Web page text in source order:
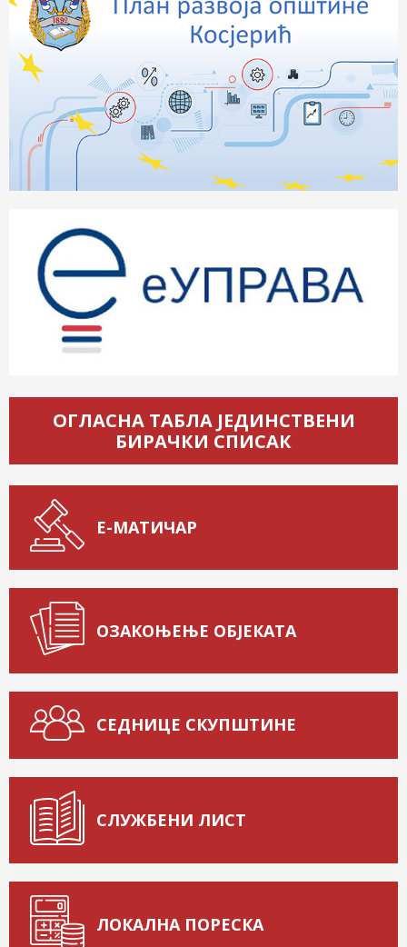
ОГЛАСНА ТАБЛА ЈЕДИНСТВЕНИ
БИРАЧКИ СПИСАК
Е-МАТИЧАР
ОЗАКОЊЕЊЕ ОБЈЕКАТА
СЕДНИЦЕ СКУПШТИНЕ
СЛУЖБЕНИ ЛИСТ
ЛОКАЛНА ПОРЕСКА